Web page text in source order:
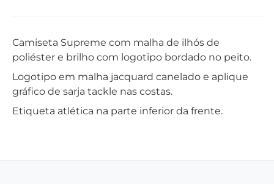
Camiseta Supreme com malha de ilhós de
poliéster e brilho com logotipo bordado no peito.
Logotipo em malha jacquard canelado e aplique
gráfico de sarja tackle nas costas.
Etiqueta atlética na parte inferior da frente.